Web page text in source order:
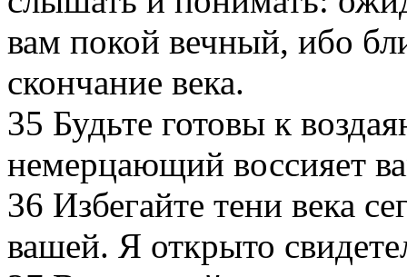
вам покой вечный, ибо
скончание века.
35 Будьте готовы к
немерцающий воссияет
36 Избегайте тени века
вашей. Я открыто